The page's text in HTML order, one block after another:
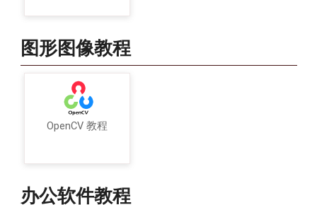
图形图像教程
OpenCV 教程
办公软件教程